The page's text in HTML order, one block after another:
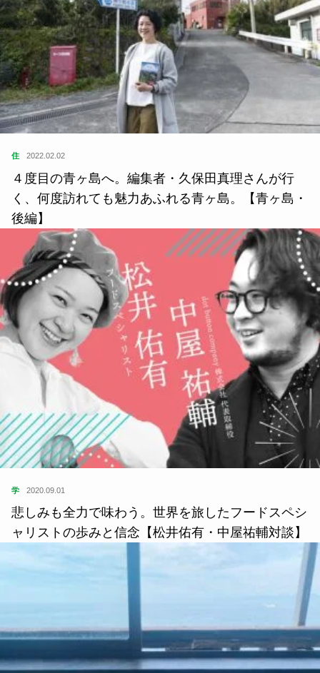
住 2022.02.02
４度目の青ヶ島へ。編集者・久保田真理さんが行
く、何度訪れても魅力あふれる青ヶ島。【青ヶ島・
後編】
学 2020.09.01
悲しみも全力で味わう。世界を旅したフードスペシ
ャリストの歩みと信念【松井佑有・中屋祐輔対談】